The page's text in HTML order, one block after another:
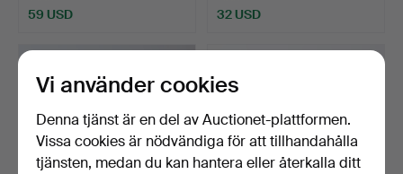
59 USD 32 USD
Vi använder cookies
Denna tjänst är en del av Auctionet-plattformen.
Vissa cookies är nödvändiga för att tillhandahålla
tjänsten, medan du kan hantera eller återkalla ditt